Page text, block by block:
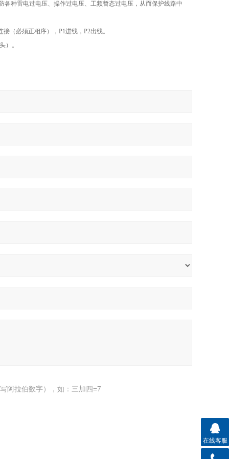
种雷电过电压、操作过电压、工频暂态过电压，从而保护线路中
（必须正相序），P1进线，P2出线。
）。
阿拉伯数字），如：三加四=7
在线客服